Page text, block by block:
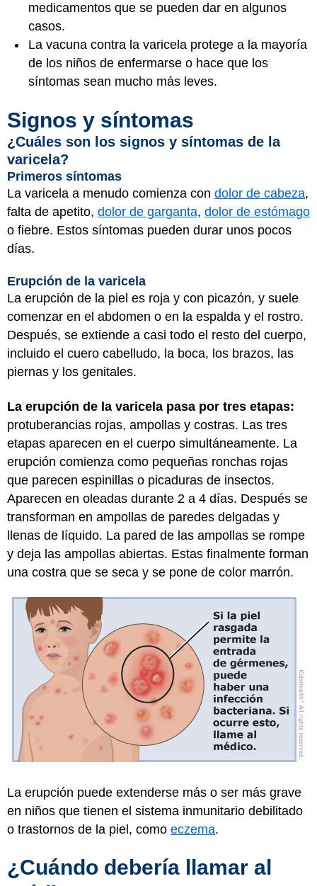
medicamentos que se pueden dar en algunos
casos.
La vacuna contra la varicela protege a la mayoría
de los niños de enfermarse o hace que los
síntomas sean mucho más leves.
Signos y síntomas
¿Cuáles son los signos y síntomas de la
varicela?
Primeros síntomas
La varicela a menudo comienza con dolor de cabeza,
falta de apetito, dolor de garganta, dolor de estómago
o fiebre. Estos síntomas pueden durar unos pocos
días.
Erupción de la varicela
La erupción de la piel es roja y con picazón, y suele
comenzar en el abdomen o en la espalda y el rostro.
Después, se extiende a casi todo el resto del cuerpo,
incluido el cuero cabelludo, la boca, los brazos, las
piernas y los genitales.
La erupción de la varicela pasa por tres etapas:
protuberancias rojas, ampollas y costras. Las tres
etapas aparecen en el cuerpo simultáneamente. La
erupción comienza como pequeñas ronchas rojas
que parecen espinillas o picaduras de insectos.
Aparecen en oleadas durante 2 a 4 días. Después se
transforman en ampollas de paredes delgadas y
llenas de líquido. La pared de las ampollas se rompe
y deja las ampollas abiertas. Estas finalmente forman
una costra que se seca y se pone de color marrón.
La erupción puede extenderse más o ser más grave
en niños que tienen el sistema inmunitario debilitado
o trastornos de la piel, como eczema.
¿Cuándo debería llamar al